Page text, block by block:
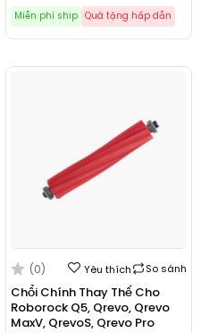
Miễn phí ship Quà tặng hấp dẫn
(0) Yêu thích So sánh
Chổi Chính Thay Thế Cho
Roborock Q5, Qrevo, Qrevo
MaxV, QrevoS, Qrevo Pro